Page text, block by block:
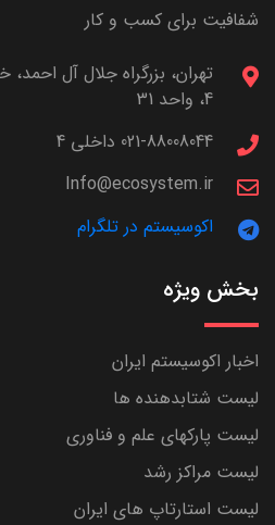
شفافیت برای کسب و کار
4، واحد 31
021-88008044 داخلی 4
Info@ecosystem.ir
اکوسیستم در تلگرام
بخش ویژه
اخبار اکوسیستم ایران
لیست شتابدهنده ها
لیست پارکهای علم و فناوری
لیست مراکز رشد
لیست استارتاپ های ایران